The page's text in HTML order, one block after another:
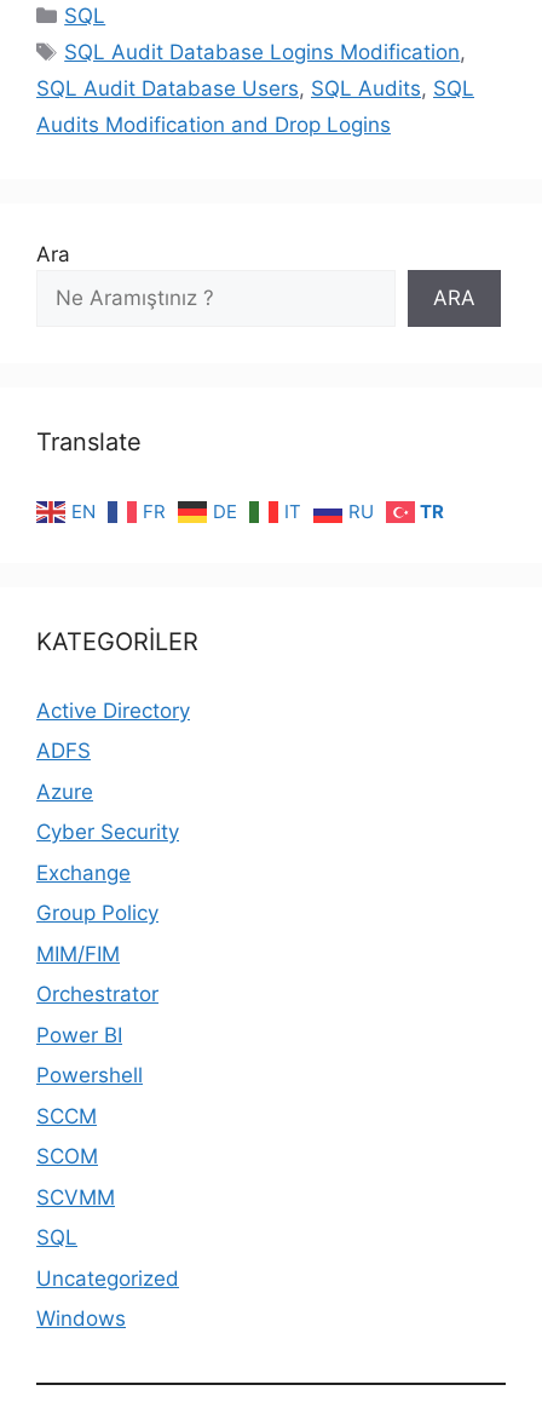
Kategoriler
SQL
Etiketler
SQL Audit Database Logins Modification,
SQL Audit Database Users, SQL Audits, SQL
Audits Modification and Drop Logins
Ara
ARA
Translate
EN FR DE IT RU TR
KATEGORİLER
Active Directory
ADFS
Azure
Cyber Security
Exchange
Group Policy
MIM/FIM
Orchestrator
Power BI
Powershell
SCCM
SCOM
SCVMM
SQL
Uncategorized
Windows